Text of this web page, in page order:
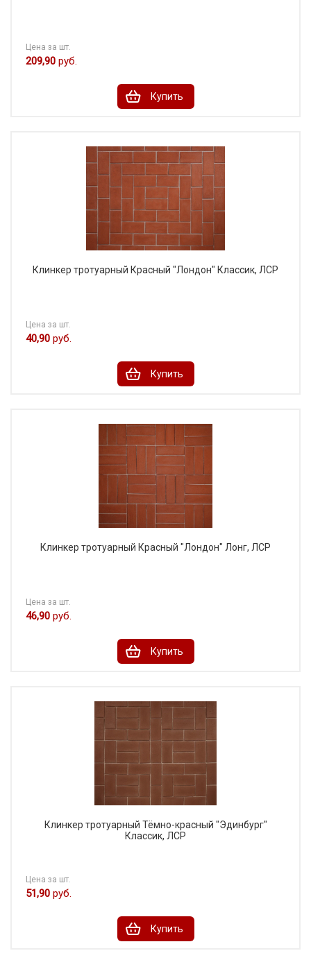
Цена за шт.
209,90 руб.
Купить
Клинкер тротуарный Красный "Лондон" Классик, ЛСР
Цена за шт.
40,90 руб.
Купить
Клинкер тротуарный Красный "Лондон" Лонг, ЛСР
Цена за шт.
46,90 руб.
Купить
Клинкер тротуарный Тёмно-красный "Эдинбург"
Классик, ЛСР
Цена за шт.
51,90 руб.
Купить